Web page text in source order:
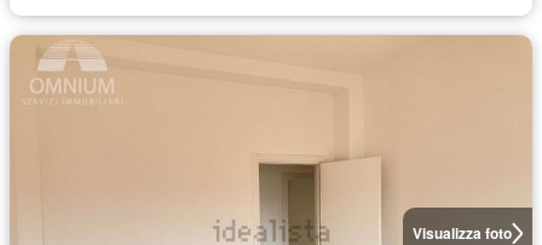
Visualizza foto